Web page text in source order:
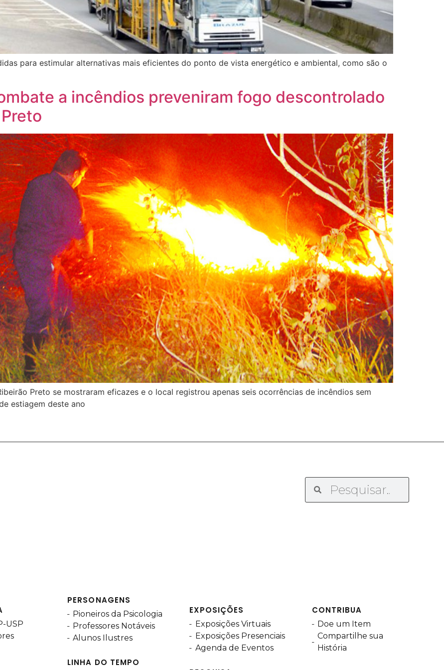
para estimular alternativas mais eficientes do ponto de vista energético e ambiental, como são o
a incêndios preveniram fogo descontrolado
Preto se mostraram eficazes e o local registrou apenas seis ocorrências de incêndios sem
estiagem deste ano
USP
PERSONAGENS
Pioneiros da Psicologia
Professores Notáveis
Alunos Ilustres
LINHA DO TEMPO
EXPOSIÇÕES
Exposições Virtuais
Exposições Presenciais
Agenda de Eventos
CONTRIBUA
Doe um Item
Compartilhe sua
História